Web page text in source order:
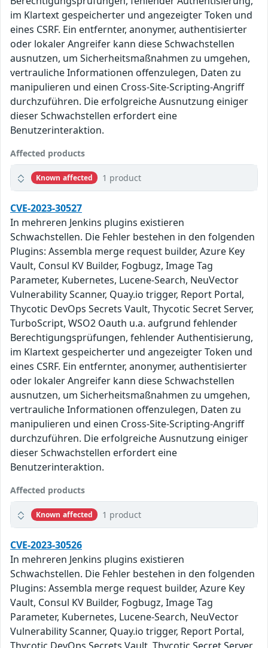
im Klartext gespeicherter und angezeigter Token und
eines CSRF. Ein entfernter, anonymer, authentisierter
oder lokaler Angreifer kann diese Schwachstellen
ausnutzen, um Sicherheitsmaßnahmen zu umgehen,
vertrauliche Informationen offenzulegen, Daten zu
manipulieren und einen Cross-Site-Scripting-Angriff
durchzuführen. Die erfolgreiche Ausnutzung einiger
dieser Schwachstellen erfordert eine
Benutzerinteraktion.
Affected products
Known affected 1 product
CVE-2023-30527
In mehreren Jenkins plugins existieren
Schwachstellen. Die Fehler bestehen in den folgenden
Plugins: Assembla merge request builder, Azure Key
Vault, Consul KV Builder, Fogbugz, Image Tag
Parameter, Kubernetes, Lucene-Search, NeuVector
Vulnerability Scanner, Quay.io trigger, Report Portal,
Thycotic DevOps Secrets Vault, Thycotic Secret Server,
TurboScript, WSO2 Oauth u.a. aufgrund fehlender
Berechtigungsprüfungen, fehlender Authentisierung,
im Klartext gespeicherter und angezeigter Token und
eines CSRF. Ein entfernter, anonymer, authentisierter
oder lokaler Angreifer kann diese Schwachstellen
ausnutzen, um Sicherheitsmaßnahmen zu umgehen,
vertrauliche Informationen offenzulegen, Daten zu
manipulieren und einen Cross-Site-Scripting-Angriff
durchzuführen. Die erfolgreiche Ausnutzung einiger
dieser Schwachstellen erfordert eine
Benutzerinteraktion.
Affected products
Known affected 1 product
CVE-2023-30526
In mehreren Jenkins plugins existieren
Schwachstellen. Die Fehler bestehen in den folgenden
Plugins: Assembla merge request builder, Azure Key
Vault, Consul KV Builder, Fogbugz, Image Tag
Parameter, Kubernetes, Lucene-Search, NeuVector
Vulnerability Scanner, Quay.io trigger, Report Portal,